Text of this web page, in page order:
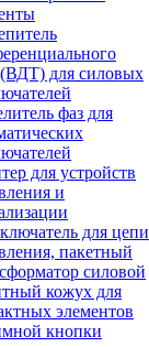
(ВДТ) для силовых
фаз для
для устройств
и
для цепи
пакетный
силовой
кожух для
элементов
кнопки